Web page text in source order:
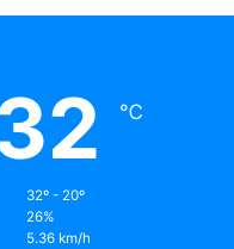
℃
32º - 20º
26%
5.36 km/h